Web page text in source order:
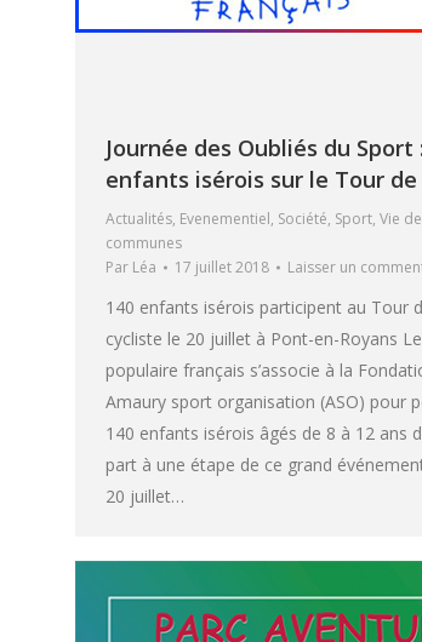
Journée des Oubliés du Sport
enfants isérois sur le Tour de
Actualités, Evenementiel, Société, Sport, Vie
communes
Par Léa 17 juillet 2018 Laisser un
140 enfants isérois participent au Tour
cycliste le 20 juillet à Pont-en-Royans
populaire français s’associe à la
Amaury sport organisation (ASO) pour
140 enfants isérois âgés de 8 à 12 ans
part à une étape de ce grand
20 juillet…